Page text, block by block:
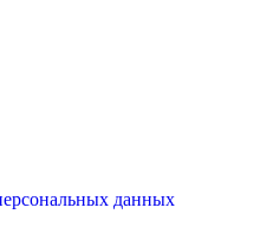
данных